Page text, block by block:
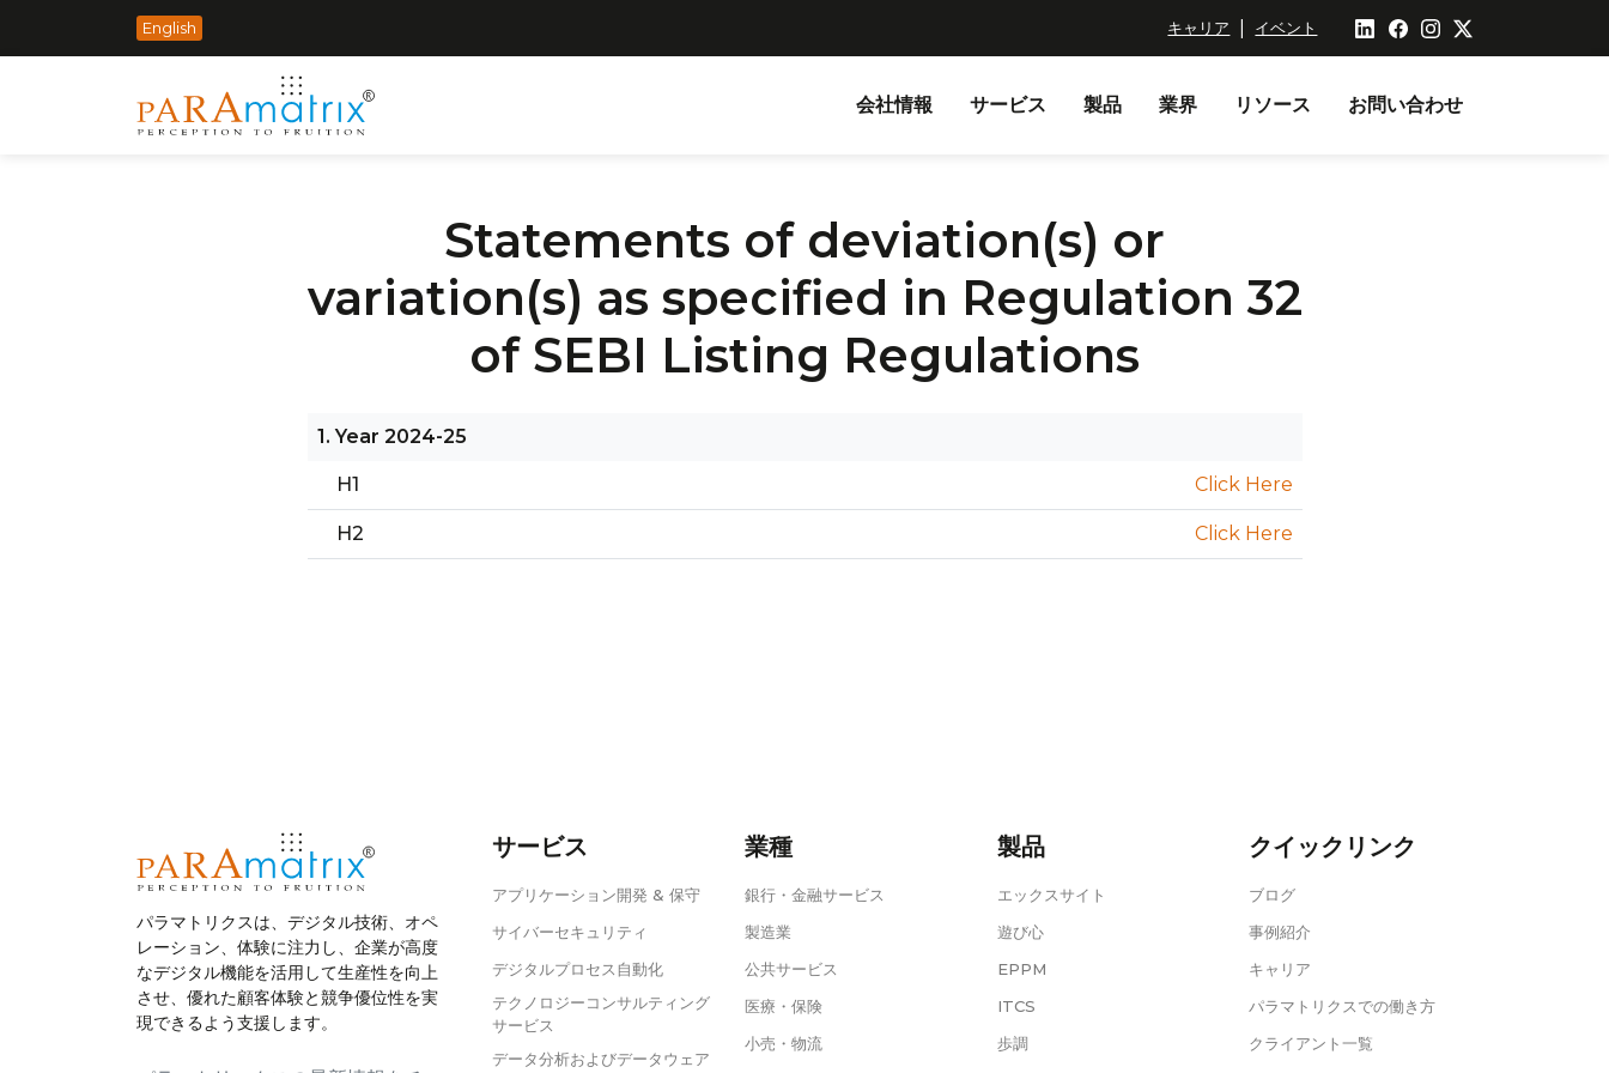
English キャリア イベント
会社情報 サービス 製品 業界 リソース お問い合わせ
Statements of deviation(s) or
variation(s) as specified in Regulation 32
of SEBI Listing Regulations
1. Year 2024-25
H1 Click Here
H2 Click Here
パラマトリクスは、デジタル技術、オペ
レーション、体験に注力し、企業が高度
なデジタル機能を活用して生産性を向上
させ、優れた顧客体験と競争優位性を実
現できるよう支援します。
サービス
アプリケーション開発 & 保守
サイバーセキュリティ
デジタルプロセス自動化
テクノロジーコンサルティング
サービス
データ分析およびデータウェア
業種
銀行・金融サービス
製造業
公共サービス
医療・保険
小売・物流
製品
エックスサイト
遊び心
EPPM
ITCS
歩調
クイックリンク
ブログ
事例紹介
キャリア
パラマトリクスでの働き方
クライアント一覧